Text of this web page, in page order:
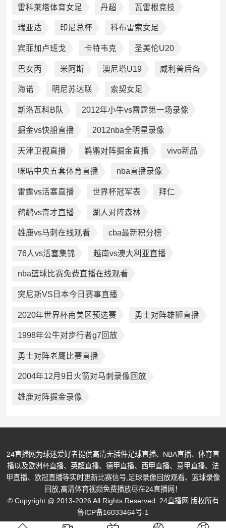
雷科莱塔体育女足 丹超 瓦雷根竞技
瑞亚达 印尼总杯 科布雷索女足
宾菲加卢班戈 卡特韦克 圣美伦U20
巴女丙 米阿斯 澳尼塔U19 威利普后备
海诺 明尼苏达联 索契女足
斯洛瓦科B队 2012年小牛vs雷霆第一场录像
掘金vs快船直播 2012nba全明星录像
天津卫视直播 鹈鹕对阵掘金直播 vivo新品
咪咕中央五套体育直播 nba直播录像
雷霆vs活塞直播 世界杯冠军表 拜仁
鹈鹕vs奇才直播 湖人对阵森林
雄鹿vs马刺在线观看 cba最新积分榜
76人vs活塞集锦 越南vs澳大利亚直播
nba篮球比赛免费直播在线观看
突尼斯VS日本今日赛事直播
2020年世界杯南美区预选赛 勇士对阵雄狮直播
1998年公牛对步行者g7回放
勇士对阵老鹰比赛直播
2004年12月9日火箭对马刺录像回放
雄鹿对阵掘金录像
24直播网为球迷爱好者提供高清无插件足球直播、NBA直播、体育直
播以及欧洲杯直播、英超直播、德甲直播、西甲直播、意甲直播、法
甲直播、欧冠直播等实时更新比赛信号,足球录像回放观看、篮球录像
回放,高清体育视频免费播放尽在24直播网！
© Copyright @ 2013-2026 All Rights Reserved. 24直播网 版权所有
鲁ICP备16033464号-1